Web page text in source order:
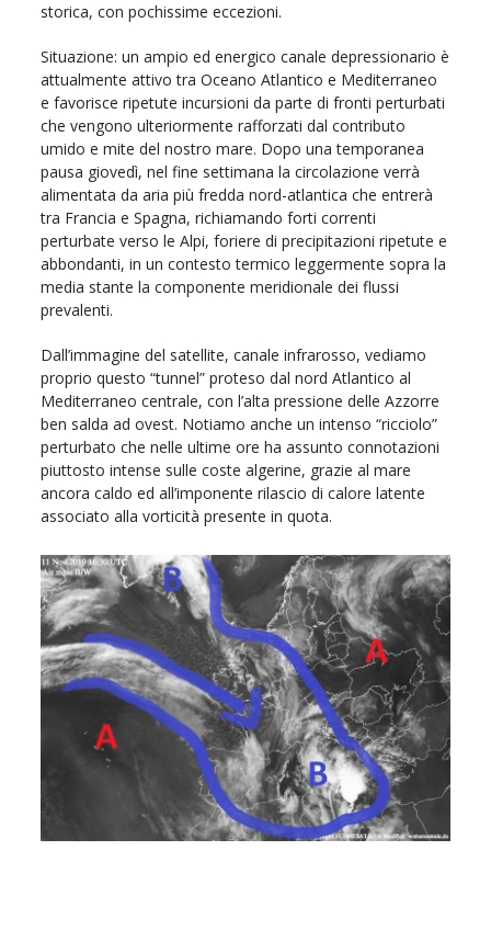
storica, con pochissime eccezioni.
Situazione: un ampio ed energico canale depressionario è
attualmente attivo tra Oceano Atlantico e Mediterraneo
e favorisce ripetute incursioni da parte di fronti perturbati
che vengono ulteriormente rafforzati dal contributo
umido e mite del nostro mare. Dopo una temporanea
pausa giovedì, nel fine settimana la circolazione verrà
alimentata da aria più fredda nord-atlantica che entrerà
tra Francia e Spagna, richiamando forti correnti
perturbate verso le Alpi, foriere di precipitazioni ripetute e
abbondanti, in un contesto termico leggermente sopra la
media stante la componente meridionale dei flussi
prevalenti.
Dall’immagine del satellite, canale infrarosso, vediamo
proprio questo “tunnel” proteso dal nord Atlantico al
Mediterraneo centrale, con l’alta pressione delle Azzorre
ben salda ad ovest. Notiamo anche un intenso “ricciolo”
perturbato che nelle ultime ore ha assunto connotazioni
piuttosto intense sulle coste algerine, grazie al mare
ancora caldo ed all’imponente rilascio di calore latente
associato alla vorticità presente in quota.